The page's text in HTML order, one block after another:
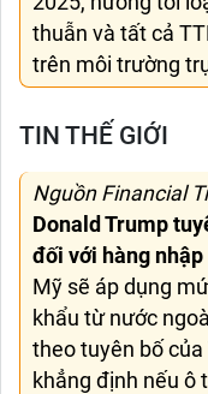
thuẫn và tất cả
trên môi trường
TIN THẾ GIỚI
Nguồn Financial
Donald Trump
đối với hàng nhập
Mỹ sẽ áp dụng
khẩu từ nước
theo tuyên bố
khẳng định nếu ô